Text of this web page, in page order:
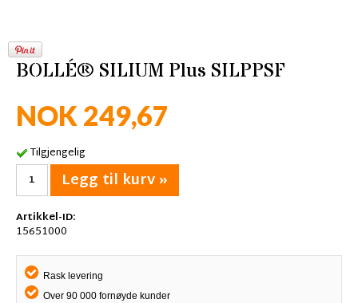
BOLLÉ® SILIUM Plus SILPPSF
NOK 249,67
Tilgjengelig
Legg til kurv »
Artikkel-ID:
15651000
Rask levering
Over 90 000 fornøyde kunder